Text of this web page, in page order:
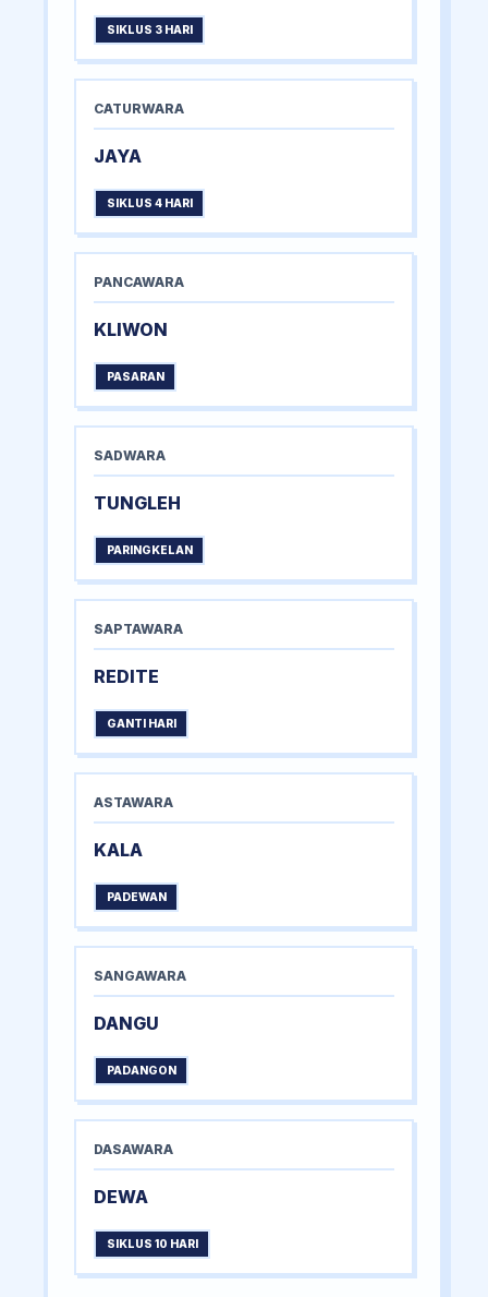
SIKLUS 3 HARI
CATURWARA
JAYA
SIKLUS 4 HARI
PANCAWARA
KLIWON
PASARAN
SADWARA
TUNGLEH
PARINGKELAN
SAPTAWARA
REDITE
GANTI HARI
ASTAWARA
KALA
PADEWAN
SANGAWARA
DANGU
PADANGON
DASAWARA
DEWA
SIKLUS 10 HARI